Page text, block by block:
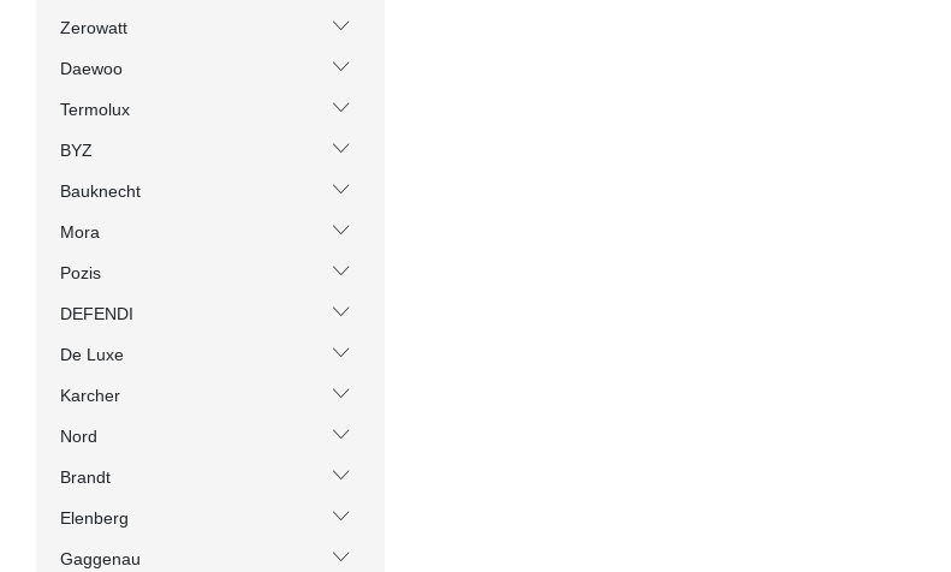
Zerowatt
Daewoo
Termolux
BYZ
Bauknecht
Mora
Pozis
DEFENDI
De Luxe
Karcher
Nord
Brandt
Elenberg
Gaggenau